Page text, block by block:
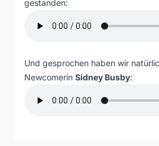
gestanden:
Und gesprochen haben wir
Newcomerin Sidney Busby: